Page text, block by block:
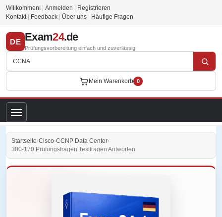
Willkommen! Anmelden
Registrieren
Kontakt
Feedback Über uns Häufige Fragen
DE Exam24.de
Prüfungsvorbereitung einfach und zuverlässig
Mein Warenkorb 0
Startseite›Cisco›CCNP Data Center›
300-170 Prüfungsfragen Testfragen Antworten